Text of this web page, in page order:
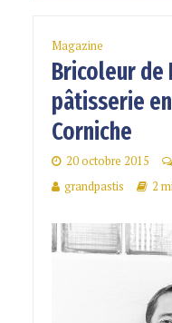
Magazine
Bricoleur de
pâtisserie
Corniche
20 octobre 2015
grandpastis
2